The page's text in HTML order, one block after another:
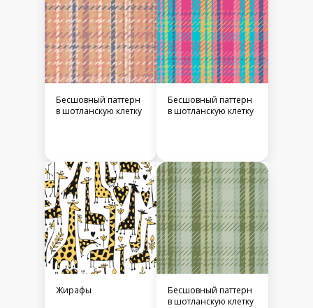
Бесшовный паттерн
в шотланскую клетку
Бесшовный паттерн
в шотланскую клетку
Жирафы
Бесшовный паттерн
в шотланскую клетку